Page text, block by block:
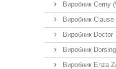
Виробник Cerny
Виробник Clause
Виробник Doctor
Виробник
Виробник Enza